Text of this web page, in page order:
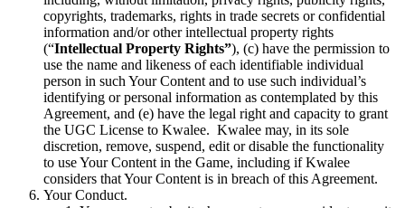
copyrights, trademarks, rights in trade secrets or confidential
information and/or other intellectual property rights
(“Intellectual Property Rights”), (c) have the permission to
use the name and likeness of each identifiable individual
person in such Your Content and to use such individual’s
identifying or personal information as contemplated by this
Agreement, and (e) have the legal right and capacity to grant
the UGC License to Kwalee. Kwalee may, in its sole
discretion, remove, suspend, edit or disable the functionality
to use Your Content in the Game, including if Kwalee
considers that Your Content is in breach of this Agreement.
Your Conduct.